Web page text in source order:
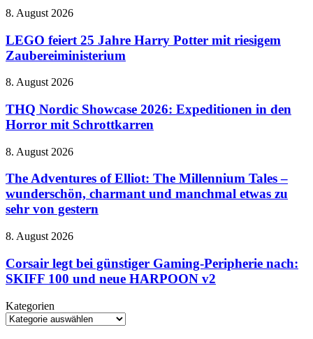
Gaming
naher
Zukunft
dem
LEGO
25
Jahre
Harry
mit
Zaubereiministerium
8. August 2026
LEGO feiert 25 Jahre Harry Potter mit riesigem
Zaubereiministerium
THQ
Showcase
2026:
Expeditionen
den
mit
Schrottkarren
8. August 2026
THQ Nordic Showcase 2026: Expeditionen in den
Horror mit Schrottkarren
The
of
The
Millennium
–
charmant
und
etwas
zu
sehr
8. August 2026
The Adventures of Elliot: The Millennium Tales –
wunderschön, charmant und manchmal etwas zu
sehr von gestern
Corsair
bei
günstiger
Gaming-
nach:
SKIFF
8. August 2026
Corsair legt bei günstiger Gaming-Peripherie nach:
SKIFF 100 und neue HARPOON v2
Kategorien
Kategorien